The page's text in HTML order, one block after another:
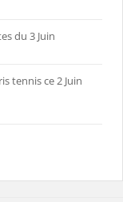
du 3 Juin
tennis ce 2 Juin